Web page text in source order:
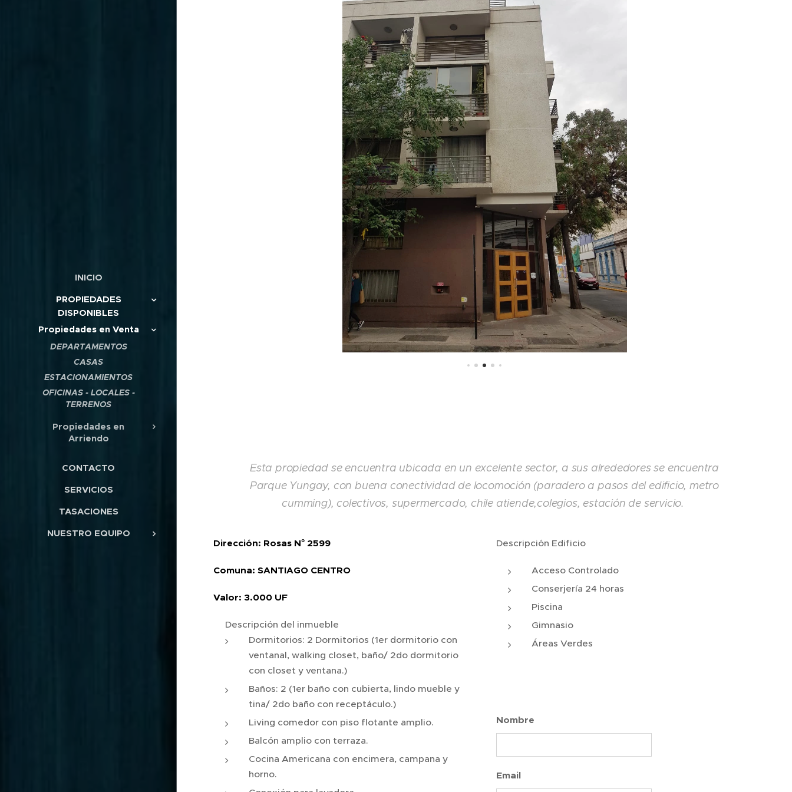
INICIO
PROPIEDADES
DISPONIBLES
Propiedades en Venta
DEPARTAMENTOS
CASAS
ESTACIONAMIENTOS
OFICINAS - LOCALES -
TERRENOS
Propiedades en
Arriendo
CONTACTO
SERVICIOS
TASACIONES
NUESTRO EQUIPO
Esta propiedad se encuentra ubicada en un excelente sector, a sus alrededores se encuentra
Parque Yungay, con buena conectividad de locomoción (paradero a pasos del edificio, metro
cumming), colectivos, supermercado, chile atiende,colegios, estación de servicio.
Dirección: Rosas N° 2599
Comuna: SANTIAGO CENTRO
Valor: 3.000 UF
Descripción del inmueble
Dormitorios: 2 Dormitorios (1er dormitorio con
ventanal, walking closet, baño/ 2do dormitorio
con closet y ventana.)
Baños: 2 (1er baño con cubierta, lindo mueble y
tina/ 2do baño con receptáculo.)
Living comedor con piso flotante amplio.
Balcón amplio con terraza.
Cocina Americana con encimera, campana y
horno.
Descripción Edificio
Acceso Controlado
Conserjería 24 horas
Piscina
Gimnasio
Áreas Verdes
Nombre
Email